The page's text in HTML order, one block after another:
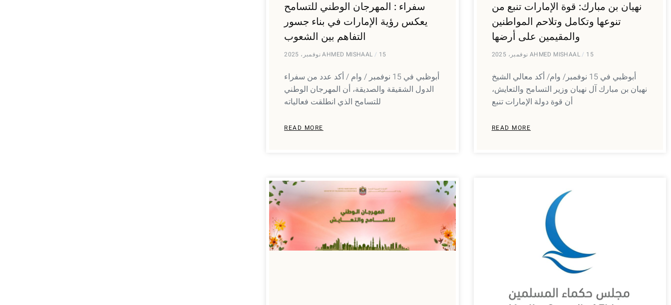
نهيان بن مبارك: قوة الإمارات تنبع من
تنوعها وتكامل وتلاحم المواطنين
والمقيمين على أرضها
AHMED MISHAAL 15 نوفمبر، 2025
أبوظبي في 15 نوفمبر/ وام/ أكد معالي الشيخ
نهيان بن مبارك آل نهيان وزير التسامح والتعايش،
أن قوة دولة الإمارات تنبع
READ MORE
سفراء : المهرجان الوطني للتسامح
يعكس رؤية الإمارات في بناء جسور
التفاهم بين الشعوب
AHMED MISHAAL 15 نوفمبر، 2025
أبوظبي في 15 نوفمبر / وام / أكد عدد من سفراء
الدول الشقيقة والصديقة، أن المهرجان الوطني
للتسامح الذي انطلقت فعالياته
READ MORE